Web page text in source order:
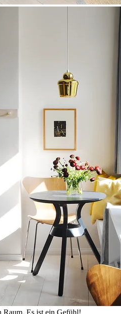
Raum. Es ist ein Gefühl!